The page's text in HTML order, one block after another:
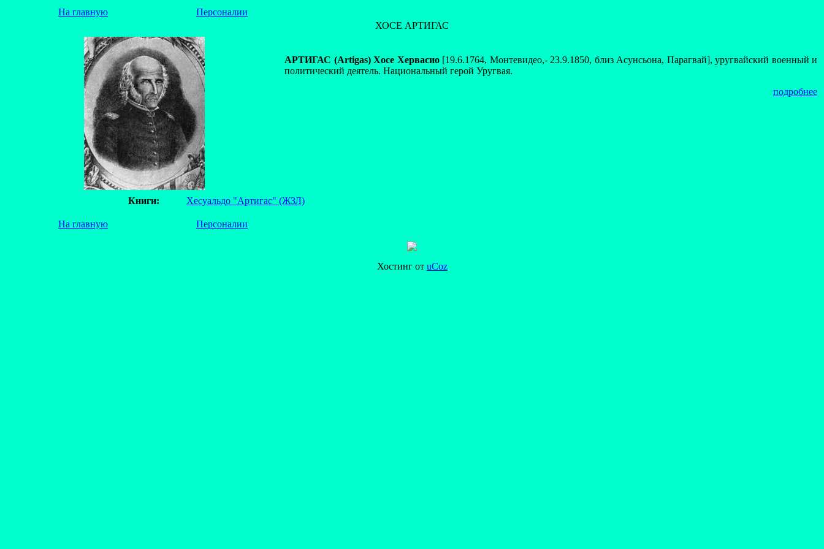
На главную
Персоналии
ХОСЕ АРТИГАС
АРТИГАС (Artigas) Хосе Хервасио [19.6.1764, Монтевидео,- 23.9.1850, близ Асунсьона, Парагвай], уругвайский военный и
политический деятель. Национальный герой Уругвая.
подробнее
Книги: Хесуальдо "Артигас" (ЖЗЛ)
На главную Персоналии
Хостинг от uCoz